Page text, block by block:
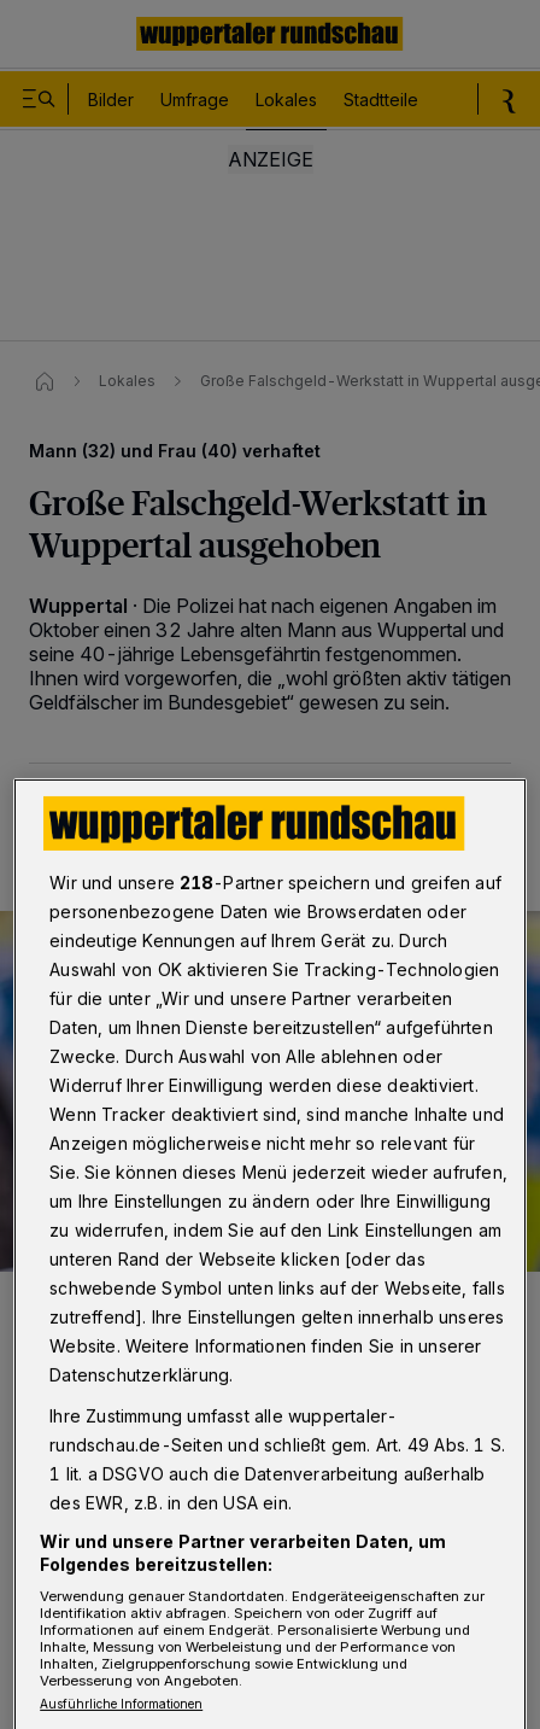
Bilder Umfrage Lokales Stadtteile
Lokales Große Falschgeld-Werkstatt in Wuppertal
Mann (32) und Frau (40) verhaftet
Große Falschgeld-Werkstatt in
Wuppertal ausgehoben
Wuppertal · Die Polizei hat nach eigenen Angaben im
Oktober einen 32 Jahre alten Mann aus Wuppertal und
seine 40-jährige Lebensgefährtin festgenommen.
Ihnen wird vorgeworfen, die „wohl größten aktiv tätigen
Geldfälscher im Bundesgebiet“ gewesen zu sein.
09.12.2025 , 13:07 Uhr 2 Minuten Lesezeit
Symbolbild.
Foto: Christoph Petersen
D ie Ermittler waren ihnen nach eigenen
Angaben durch Vorfälle in Bayern auf
die Spur gekommen. So waren im Oktober und
November 2024 in der Region Ingolstadt
mehrere 50-Euro-Schein-Fälschungen
aufgetaucht – in einer guten Qualität. Die
bayerische Polizei stieß bei ihren Recherchen
Wir und unsere 218-Partner speichern und greifen auf
personenbezogene Daten wie Browserdaten oder
eindeutige Kennungen auf Ihrem Gerät zu. Durch
Auswahl von OK aktivieren Sie Tracking-Technologien
für die unter „Wir und unsere Partner verarbeiten
Daten, um Ihnen Dienste bereitzustellen“ aufgeführten
Zwecke. Durch Auswahl von Alle ablehnen oder
Widerruf Ihrer Einwilligung werden diese deaktiviert.
Wenn Tracker deaktiviert sind, sind manche Inhalte und
Anzeigen möglicherweise nicht mehr so relevant für
Sie. Sie können dieses Menü jederzeit wieder aufrufen,
um Ihre Einstellungen zu ändern oder Ihre Einwilligung
zu widerrufen, indem Sie auf den Link Einstellungen am
unteren Rand der Webseite klicken [oder das
schwebende Symbol unten links auf der Webseite, falls
zutreffend]. Ihre Einstellungen gelten innerhalb unseres
Website. Weitere Informationen finden Sie in unserer
Datenschutzerklärung.
Ihre Zustimmung umfasst alle wuppertaler-
rundschau.de-Seiten und schließt gem. Art. 49 Abs. 1 S.
1 lit. a DSGVO auch die Datenverarbeitung außerhalb
des EWR, z.B. in den USA ein.
Wir und unsere Partner verarbeiten Daten, um
Folgendes bereitzustellen:
Verwendung genauer Standortdaten. Endgeräteeigenschaften zur
Identifikation aktiv abfragen. Speichern von oder Zugriff auf
Informationen auf einem Endgerät. Personalisierte Werbung und
Inhalte, Messung von Werbeleistung und der Performance von
Inhalten, Zielgruppenforschung sowie Entwicklung und
Verbesserung von Angeboten.
Ausführliche Informationen